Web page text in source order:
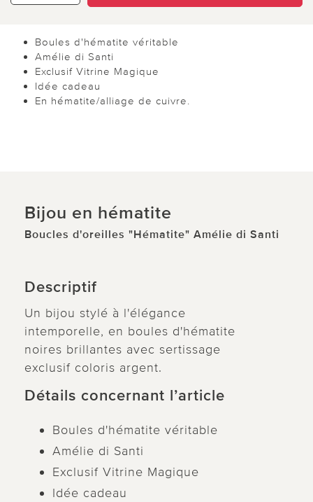
Boules d'hématite véritable
Amélie di Santi
Exclusif Vitrine Magique
Idée cadeau
En hématite/alliage de cuivre.
Bijou en hématite
Boucles d'oreilles "Hématite" Amélie di Santi
Descriptif
Un bijou stylé à l'élégance
intemporelle, en boules d'hématite
noires brillantes avec sertissage
exclusif coloris argent.
Détails concernant l’article
Boules d'hématite véritable
Amélie di Santi
Exclusif Vitrine Magique
Idée cadeau